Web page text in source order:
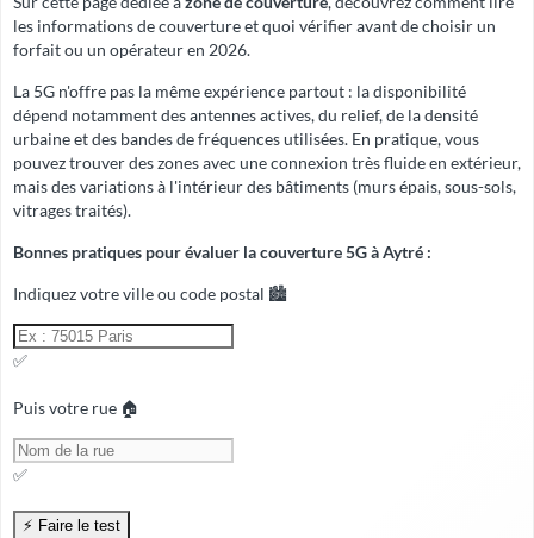
les informations de couverture et quoi vérifier avant de choisir un
forfait ou un opérateur en 2026.
La 5G n'offre pas la même expérience partout : la disponibilité
dépend notamment des antennes actives, du relief, de la densité
urbaine et des bandes de fréquences utilisées. En pratique, vous
pouvez trouver des zones avec une connexion très fluide en extérieur,
mais des variations à l'intérieur des bâtiments (murs épais, sous-sols,
vitrages traités).
Bonnes pratiques pour évaluer la couverture 5G à Aytré :
Indiquez votre ville ou code postal 🏙️
✅
Puis votre rue 🏠
✅